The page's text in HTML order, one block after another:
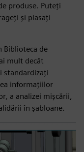
produse. Puteți
și plasați
Biblioteca de
mult decât
standardizați
informațiilor
a analizei mișcării,
în șabloane.